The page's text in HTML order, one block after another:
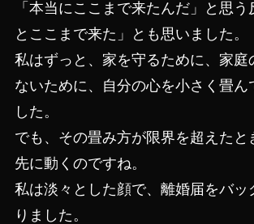
「本当にここまで来たんだ」と思う
とここまで来た」とも思いました。
私はずっと、家を守るために、家庭
ないために、自分の心を小さく畳ん
した。
でも、その畳み方が限界を超えたと
先に動くのですね。
私は淡々とした顔で、離婚届をバッ
りました。